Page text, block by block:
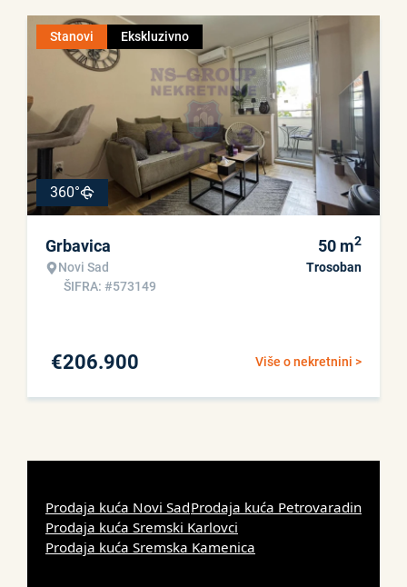
Stanovi Ekskluzivno
360°
Grbavica
Novi Sad
ŠIFRA: #573149
50 m2
Trosoban
Više o nekretnini >
€206.900
Prodaja kuća Novi SadProdaja kuća Petrovaradin
Prodaja kuća Sremski Karlovci
Prodaja kuća Sremska Kamenica